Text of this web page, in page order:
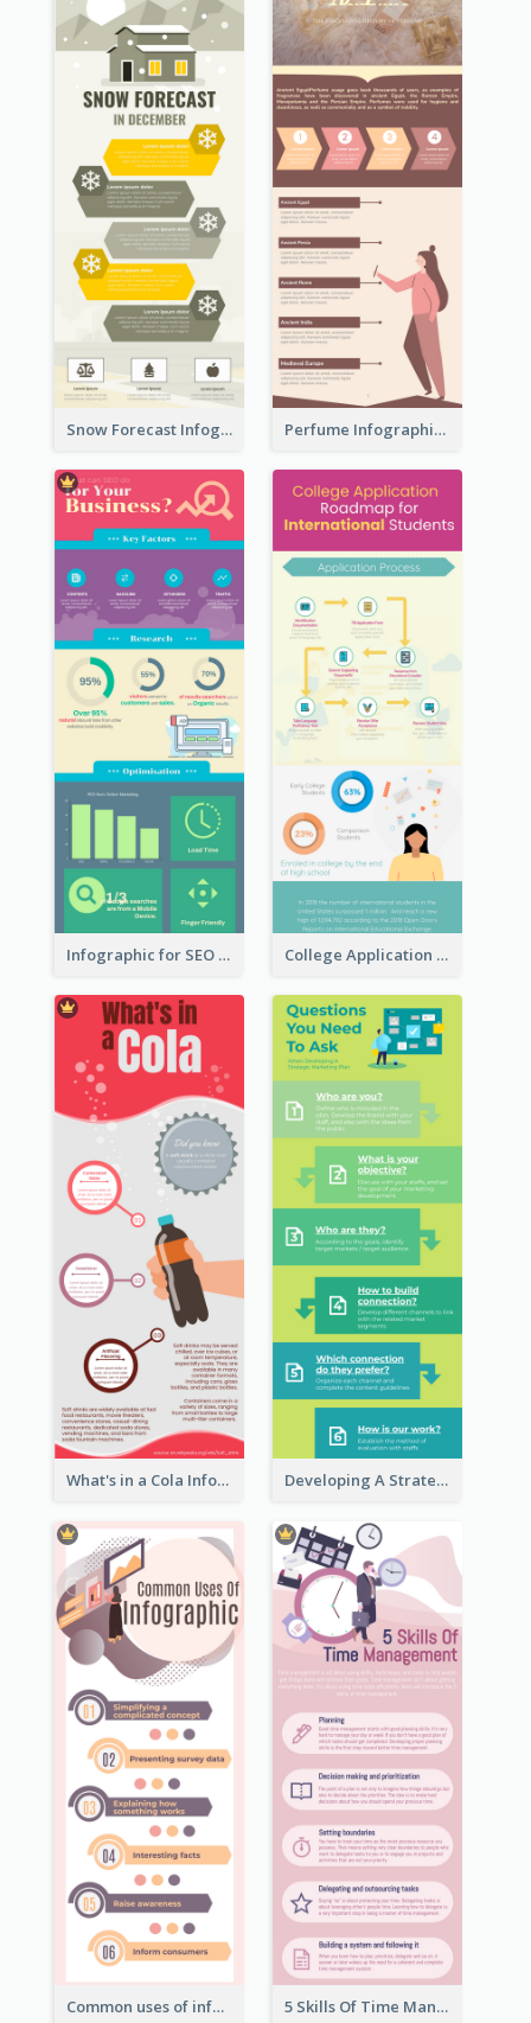
Snow Forecast Infographic Perfume Infographic
Infographic for SEO Marketing College Application Roadmap Infographic
What's in a Cola Infographic Developing A Strategic Marketing Plan Infographic
Common uses of infographic 5 Skills Of Time Management